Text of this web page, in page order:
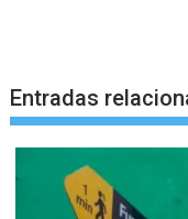
Entradas